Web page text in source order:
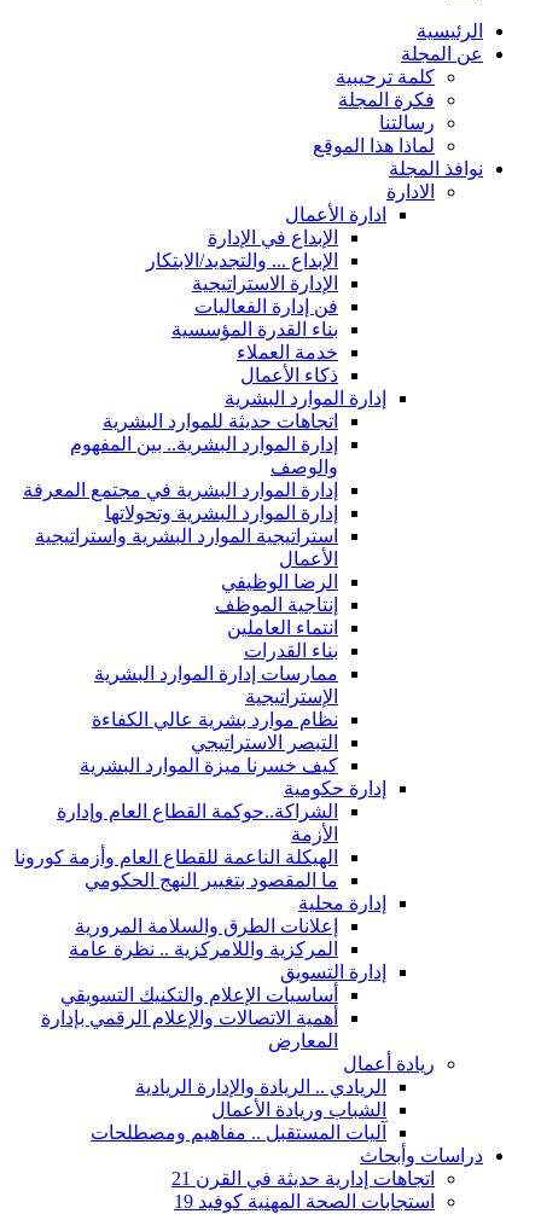
الرئيسية
عن المجلة
كلمة ترحيبية
فكرة المجلة
رسالتنا
لماذا هذا الموقع
نوافذ المجلة
الادارة
ادارة الأعمال
الإبداع في الإدارة
الإبداع ... والتجديد/الابتكار
الإدارة الاستراتيجية
فن إدارة الفعاليات
بناء القدرة المؤسسية
خدمة العملاء
ذكاء الأعمال
إدارة الموارد البشرية
اتجاهات حديثة للموارد البشرية
إدارة الموارد البشرية.. بين المفهوم
والوصف
إدارة الموارد البشرية في مجتمع المعرفة
إدارة الموارد البشرية وتحولاتها
استراتيجية الموارد البشرية واستراتيجية
الأعمال
الرضا الوظيفي
إنتاجية الموظف
انتماء العاملين
بناء القدرات
ممارسات إدارة الموارد البشرية
الإستراتيجية
نظام موارد بشرية عالي الكفاءة
التبصر الاستراتيجي
كيف خسرنا ميزة الموارد البشرية
إدارة حكومية
الشراكة..حوكمة القطاع العام وإدارة
الأزمة
الهيكلة الناعمة للقطاع العام وأزمة كورونا
ما المقصود بتغيير النهج الحكومي
إدارة محلية
إعلانات الطرق والسلامة المرورية
المركزية واللامركزية .. نظرة عامة
إدارة التسويق
أساسيات الإعلام والتكنيك التسويقي
أهمية الاتصالات والإعلام الرقمي بإدارة
المعارض
ريادة أعمال
الريادي .. الريادة والإدارة الريادية
الشباب وريادة الأعمال
آليات المستقبل .. مفاهيم ومصطلحات
دراسات وأبحاث
اتجاهات إدارية حديثة في القرن 21
استجابات الصحة المهنية كوفيد 19